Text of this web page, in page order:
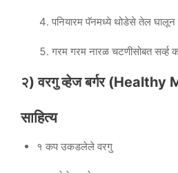
पनियारम पॅनमध्ये थोडेसे तेल घालून
गरम गरम नारळ चटणीसोबत सर्व्ह
२) वरगु व्हेज बर्गर
साहित्य
१ कप उकडलेले वरगु